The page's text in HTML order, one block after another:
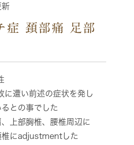
症 頚部痛 足部
に遭い前述の症状を発し
との事でした
上部胸椎、腰椎周辺に
椎にadjustmentした